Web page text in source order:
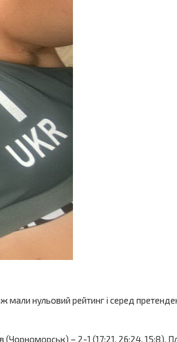
нульовий рейтинг і серед
– 2-1 (17:21, 26:24, 15:8),